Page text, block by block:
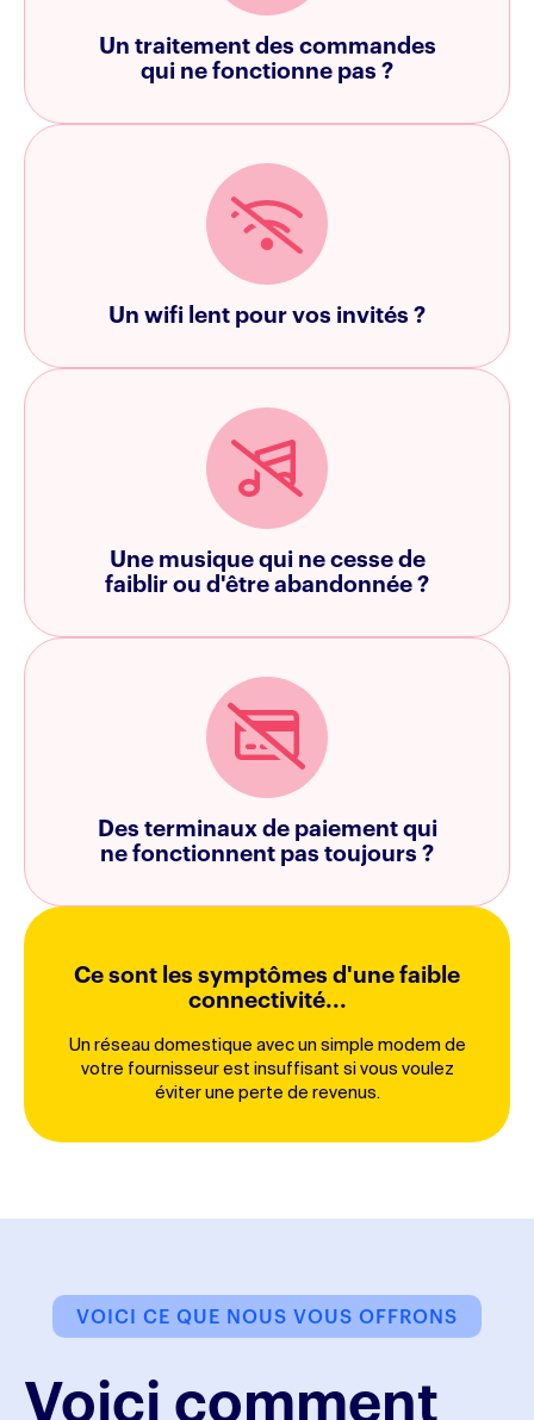
Un traitement des commandes
qui ne fonctionne pas ?
Un wifi lent pour vos invités ?
Une musique qui ne cesse de
faiblir ou d'être abandonnée ?
Des terminaux de paiement qui
ne fonctionnent pas toujours ?
Ce sont les symptômes d'une faible
connectivité...
Un réseau domestique avec un simple modem de
votre fournisseur est insuffisant si vous voulez
éviter une perte de revenus.
VOICI CE QUE NOUS VOUS OFFRONS
Voici comment